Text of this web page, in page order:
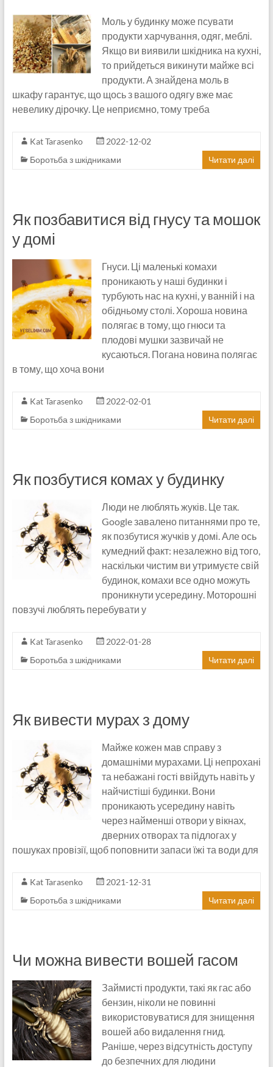
Моль у будинку може псувати
продукти харчування, одяг, меблі.
Якщо ви виявили шкідника на кухні,
то прийдеться викинути майже всі
продукти. А знайдена моль в
шкафу гарантує, що щось з вашого одягу вже має
невелику дірочку. Це неприємно, тому треба
Kat Tarasenko
2022-12-02
Боротьба з шкідниками
Читати далі
Як позбавитися від гнусу та мошок
у домі
Гнуси. Ці маленькі комахи
проникають у наші будинки і
турбують нас на кухні, у ванній і на
обідньому столі. Хороша новина
полягає в тому, що гнюси та
плодові мушки зазвичай не
кусаються. Погана новина полягає
в тому, що хоча вони
Kat Tarasenko
2022-02-01
Боротьба з шкідниками
Читати далі
Як позбутися комах у будинку
Люди не люблять жуків. Це так.
Google завалено питаннями про те,
як позбутися жучків у домі. Але ось
кумедний факт: незалежно від того,
наскільки чистим ви утримуєте свій
будинок, комахи все одно можуть
проникнути усередину. Моторошні
повзучі люблять перебувати у
Kat Tarasenko
2022-01-28
Боротьба з шкідниками
Читати далі
Як вивести мурах з дому
Майже кожен мав справу з
домашніми мурахами. Ці непрохані
та небажані гості ввійдуть навіть у
найчистіші будинки. Вони
проникають усередину навіть
через найменші отвори у вікнах,
дверних отворах та підлогах у
пошуках провізії, щоб поповнити запаси їжі та води для
Kat Tarasenko
2021-12-31
Боротьба з шкідниками
Читати далі
Чи можна вивести вошей гасом
Займисті продукти, такі як гас або
бензин, ніколи не повинні
використовуватися для знищення
вошей або видалення гнид.
Раніше, через відсутність доступу
до безпечних для людини